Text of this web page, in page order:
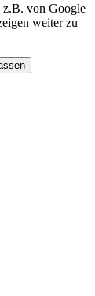
von Google
weiter zu